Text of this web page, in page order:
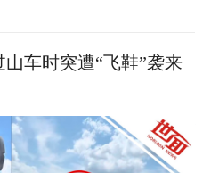
车时突遭“飞鞋”袭来